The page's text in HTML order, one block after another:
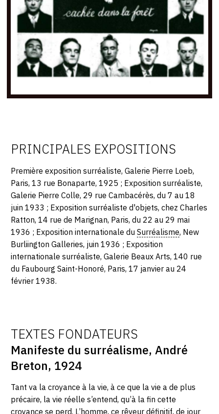
PRINCIPALES EXPOSITIONS
Première exposition surréaliste, Galerie Pierre Loeb,
Paris, 13 rue Bonaparte, 1925 ; Exposition surréaliste,
Galerie Pierre Colle, 29 rue Cambacérès, du 7 au 18
juin 1933 ; Exposition surréaliste d'objets, chez Charles
Ratton, 14 rue de Marignan, Paris, du 22 au 29 mai
1936 ; Exposition internationale duSurréalisme, New
Burliington Galleries, juin 1936 ; Exposition
internationale surréaliste, Galerie Beaux Arts, 140 rue
du Faubourg Saint-Honoré, Paris, 17 janvier au 24
février 1938.
TEXTES FONDATEURS
Manifeste du surréalisme, André
Breton, 1924
Tant va la croyance à la vie, à ce que la vie a de plus
précaire, la vie réelle s’entend, qu’à la fin cette
croyance se perd. L’homme, ce rêveur définitif, de jour